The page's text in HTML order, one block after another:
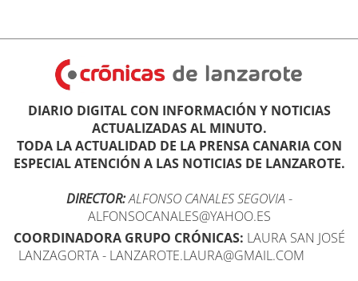
DIARIO DIGITAL CON INFORMACIÓN Y NOTICIAS
ACTUALIZADAS AL MINUTO.
TODA LA ACTUALIDAD DE LA PRENSA CANARIA CON
ESPECIAL ATENCIÓN A LAS NOTICIAS DE LANZAROTE.
DIRECTOR:ALFONSO CANALES SEGOVIA -
ALFONSOCANALES@YAHOO.ES
COORDINADORA GRUPO CRÓNICAS: LAURA SAN JOSÉ
LANZAGORTA - LANZAROTE.LAURA@GMAIL.COM